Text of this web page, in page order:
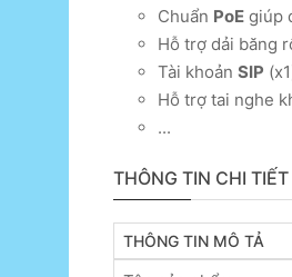
Chuẩn PoE giúp
Hỗ trợ dải băng
Tài khoản SIP
Hỗ trợ tai nghe
...
THÔNG TIN CHI
THÔNG TIN MÔ TẢ